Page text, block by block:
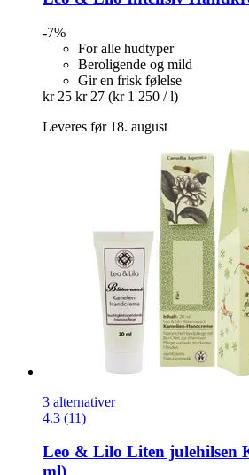
-7%
For alle hudtyper
Beroligende og mild
Gir en frisk følelse
kr 25 kr 27 (kr 1 250 / l)
Leveres før 18. august
3 alternativer
4.3 (11)
Leo & Lilo Liten julehilsen
ml)